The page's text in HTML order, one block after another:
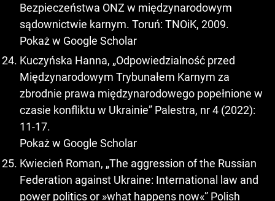
Bezpieczeństwa ONZ w międzynarodowym
sądownictwie karnym. Toruń: TNOiK, 2009.
Pokaż w Google Scholar
Kuczyńska Hanna, „Odpowiedzialność przed
Międzynarodowym Trybunałem Karnym za
zbrodnie prawa międzynarodowego popełnione w
czasie konfliktu w Ukrainie” Palestra, nr 4 (2022):
11-17.
Pokaż w Google Scholar
Kwiecień Roman, „The aggression of the Russian
Federation against Ukraine: International law and
power politics or »what happens now«” Polish